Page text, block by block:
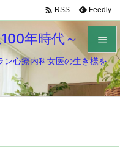
年時代～
心療内科女医の生き様を


メニュ

 RSS Feedly